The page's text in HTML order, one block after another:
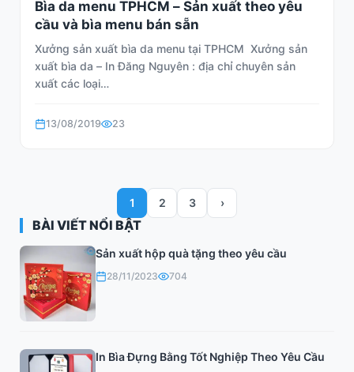
Bìa da menu TPHCM – Sản xuất theo yêu
cầu và bìa menu bán sẵn
Xưởng sản xuất bìa da menu tại TPHCM Xưởng sản
xuất bìa da – In Đăng Nguyên : địa chỉ chuyên sản
xuất các loại…
13/08/2019 23
1 2 3 ›
BÀI VIẾT NỔI BẬT
Sản xuất hộp quà tặng theo yêu cầu
28/11/2023 704
In Bìa Đựng Bằng Tốt Nghiệp Theo Yêu Cầu